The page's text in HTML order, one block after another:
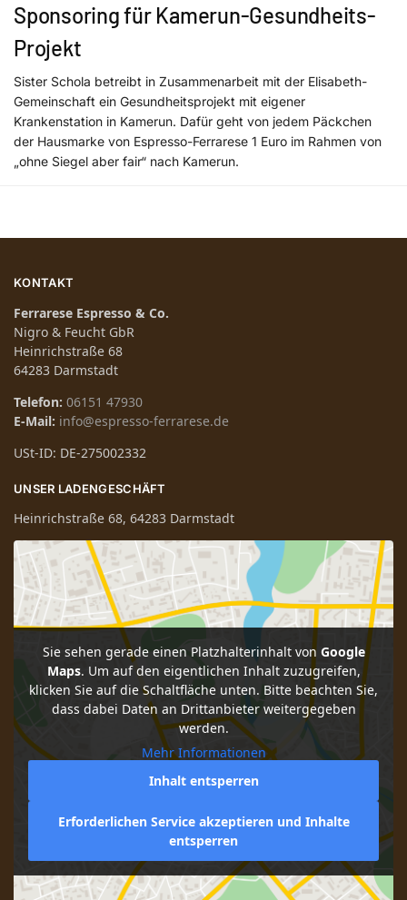
Sponsoring für Kamerun-Gesundheits-
Projekt
Sister Schola betreibt in Zusammenarbeit mit der Elisabeth-
Gemeinschaft ein Gesundheitsprojekt mit eigener
Krankenstation in Kamerun. Dafür geht von jedem Päckchen
der Hausmarke von Espresso-Ferrarese 1 Euro im Rahmen von
„ohne Siegel aber fair“ nach Kamerun.
KONTAKT
Ferrarese Espresso & Co.
Nigro & Feucht GbR
Heinrichstraße 68
64283 Darmstadt
Telefon: 06151 47930
E-Mail: info@espresso-ferrarese.de
USt-ID: DE-275002332
UNSER LADENGESCHÄFT
Heinrichstraße 68, 64283 Darmstadt
Sie sehen gerade einen Platzhalterinhalt von Google
Maps. Um auf den eigentlichen Inhalt zuzugreifen,
klicken Sie auf die Schaltfläche unten. Bitte beachten Sie,
dass dabei Daten an Drittanbieter weitergegeben
werden.
Mehr Informationen
Inhalt entsperren
Erforderlichen Service akzeptieren und Inhalte
entsperren